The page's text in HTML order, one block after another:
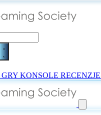
GRY KONSOLE RECENZJE